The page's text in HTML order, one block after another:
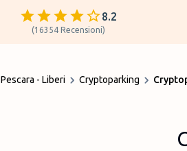
8.2
(16354 Recensioni)
Pescara - Liberi Cryptoparking